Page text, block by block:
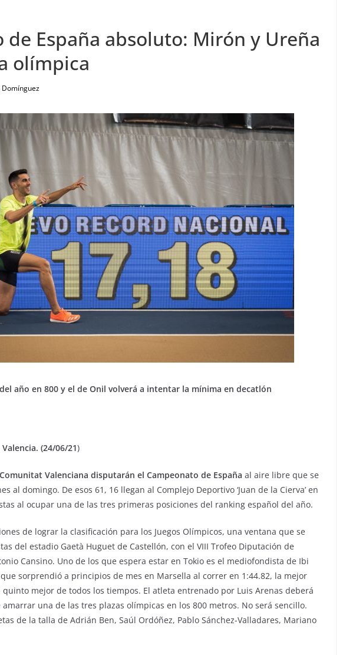
de España absoluto: Mirón y Ureña
olímpica
año en 800 y el de Onil volverá a intentar la mínima en decatlón
Valencia. (24/06/21)
Valenciana disputarán el Campeonato de España al aire libre que se
al domingo. De esos 61, 16 llegan al Complejo Deportivo ‘Juan de la Cierva’ en
al ocupar una de las tres primeras posiciones del ranking español del año.
de lograr la clasificación para los Juegos Olímpicos, una ventana que se
del estadio Gaetà Huguet de Castellón, con el VIII Trofeo Diputación de
Cansino. Uno de los que espera estar en Tokio es el mediofondista de Ibi
sorprendió a principios de mes en Marsella al correr en 1:44.82, la mejor
mejor de todos los tiempos. El atleta entrenado por Luis Arenas deberá
una de las tres plazas olímpicas en los 800 metros. No será sencillo.
de la talla de Adrián Ben, Saúl Ordóñez, Pablo Sánchez-Valladares, Mariano